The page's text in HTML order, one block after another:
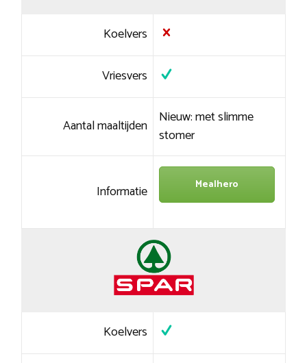
Koelvers
Vriesvers
Aantal maaltijden Nieuw: met slimme
stomer
Informatie Mealhero
Koelvers